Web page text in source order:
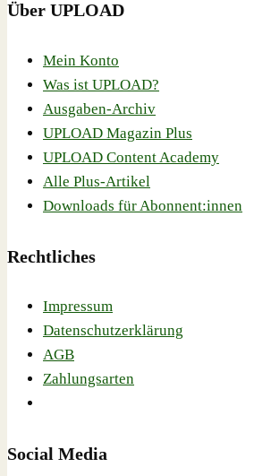
Über UPLOAD
Mein Konto
Was ist UPLOAD?
Ausgaben-Archiv
UPLOAD Magazin Plus
UPLOAD Content Academy
Alle Plus-Artikel
Downloads für Abonnent:innen
Rechtliches
Impressum
Datenschutzerklärung
AGB
Zahlungsarten
Social Media